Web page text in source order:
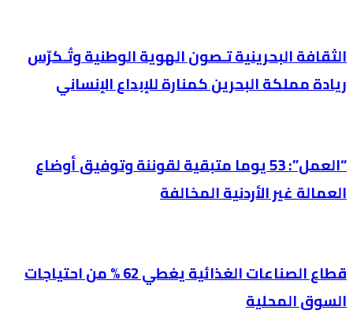
الثقافة البحرينية تـصون الهوية الوطنية وتُـكرّس
ريادة مملكة البحرين كمنارة للإبداع الإنساني
“العمل”: 53 يوما متبقية لقوننة وتوفيق أوضاع
العمالة غير الأردنية المخالفة
قطاع الصناعات الغذائية يغطي 62 % من احتياجات
السوق المحلية